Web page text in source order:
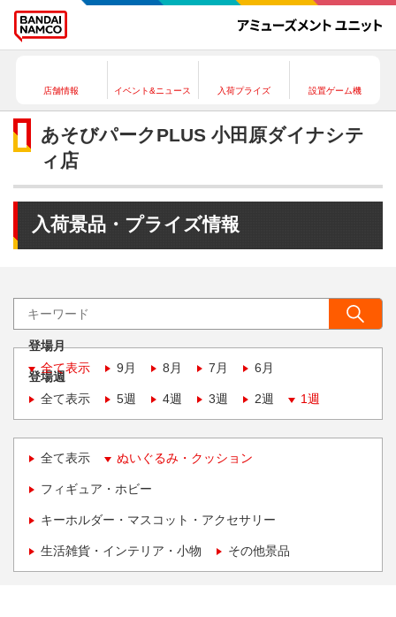
店舗情報 イベント&ニュース 入荷プライズ 設置ゲーム機
あそびパークPLUS 小田原ダイナシテ
ィ店
入荷景品・プライズ情報
登場月
全て表示
9月 8月 7月 6月
登場週
全て表示
5週 4週 3週 2週 1週
全て表示 ぬいぐるみ・クッション
フィギュア・ホビー
キーホルダー・マスコット・アクセサリー
生活雑貨・インテリア・小物 その他景品